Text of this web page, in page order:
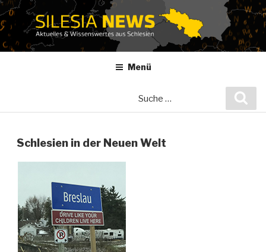
Zum
Inhalt
springen
Menü
Schlesien in der Neuen Welt